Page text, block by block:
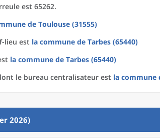
est 65262.
de Toulouse (31555)
lieu est la commune de Tarbes (65440)
la commune de Tarbes (65440)
le bureau centralisateur est la commune
2026)